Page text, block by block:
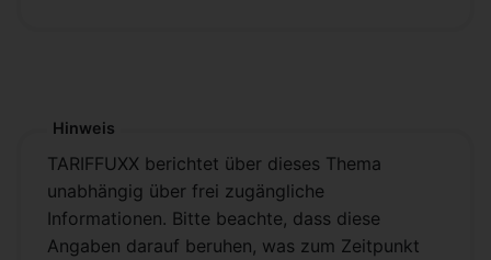
Hinweis
TARIFFUXX berichtet über dieses Thema
unabhängig über frei zugängliche
Informationen. Bitte beachte, dass diese
Angaben darauf beruhen, was zum Zeitpunkt